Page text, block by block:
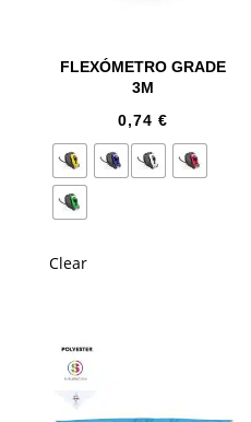
FLEXÓMETRO GRADE
3M
0,74 €
Clear